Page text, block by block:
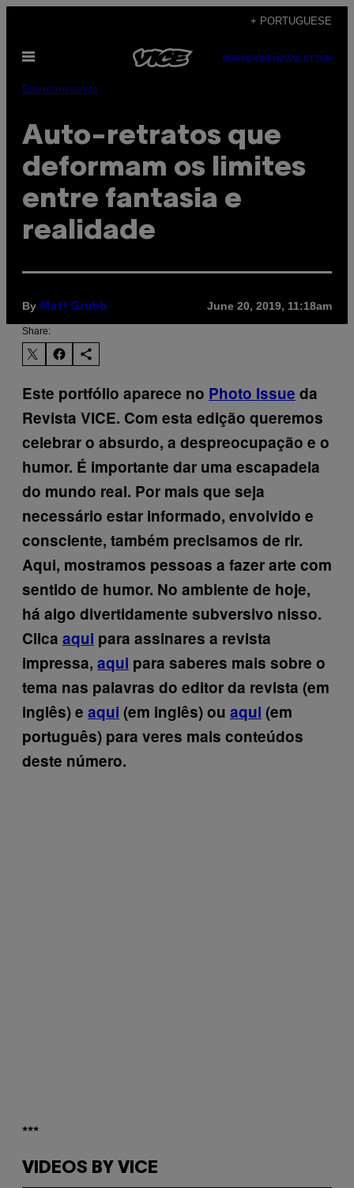
content
+ PORTUGUESE
Open
SUBSCRIBENEWSLETTER
Entretenimento
Auto-retratos que
deformam os limites
entre fantasia e
realidade
By Matt Grubb June 20, 2019, 11:18am
Share:
Este portfólio aparece no Photo Issue da
Revista VICE. Com esta edição queremos
celebrar o absurdo, a despreocupação e o
humor. É importante dar uma escapadela
do mundo real. Por mais que seja
necessário estar informado, envolvido e
consciente, também precisamos de rir.
Aqui, mostramos pessoas a fazer arte com
sentido de humor. No ambiente de hoje,
há algo divertidamente subversivo nisso.
Clica aqui para assinares a revista
impressa, aqui para saberes mais sobre o
tema nas palavras do editor da revista (em
inglês) e aqui (em inglês) ou aqui (em
português) para veres mais conteúdos
deste número.
***
VIDEOS BY VICE